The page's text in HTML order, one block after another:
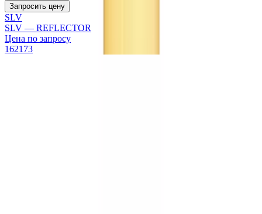
Запросить цену
SLV
SLV — REFLECTOR
Цена по запросу
162173